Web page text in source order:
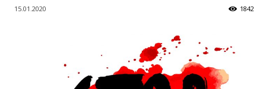
ВАКИЛЛИГИ
15.01.2020 1842